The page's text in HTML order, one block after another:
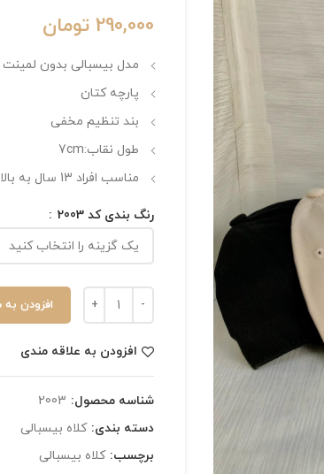
290,000 تومان
مدل بیسبالی بدون لمینت
پارچه کتان
بند تنظیم مخفی
طول نقاب:7cm
مناسب افراد 13 سال به بالا
رنگ بندی کد 2003
افزودن
افزودن به علاقه مندی
شناسه محصول: 2003
دسته بندی: کلاه بیسبالی
برچسب: کلاه بیسبالی